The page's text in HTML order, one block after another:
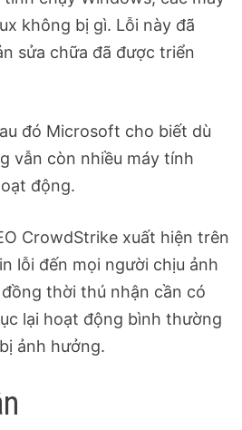
không bị gì. Lỗi này đã
sửa chữa đã được triển
đó Microsoft cho biết dù
vẫn còn nhiều máy tính
động.
CrowdStrike xuất hiện trên
lỗi đến mọi người chịu ảnh
thời thú nhận cần có
lại hoạt động bình thường
ảnh hưởng.